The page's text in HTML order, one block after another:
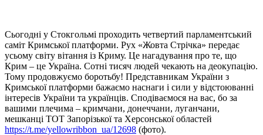
Сьогодні у Стокгольмі проходить четвертий парламентський
саміт Кримської платформи. Рух «Жовта Стрічка» передає
усьому світу вітання із Криму. Це нагадування про те, що
Крим – це Україна. Сотні тисяч людей чекають на деокупацію.
Тому продовжуємо боротьбу! Представникам України з
Кримської платформи бажаємо наснаги і сили у відстоюванні
інтересів України та українців. Сподіваємося на вас, бо за
вашими плечима – кримчани, донеччани, луганчани,
мешканці ТОТ Запорізької та Херсонської областей
https://t.me/yellowribbon_ua/12698 (фото).